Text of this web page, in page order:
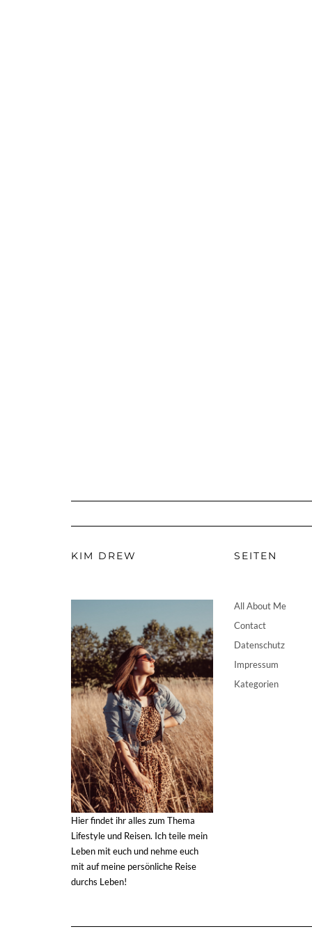
KIM DREW
Hier findet ihr alles zum Thema
Lifestyle und Reisen. Ich teile mein
Leben mit euch und nehme euch
mit auf meine persönliche Reise
durchs Leben!
SEITEN
All About Me
Contact
Datenschutz
Impressum
Kategorien